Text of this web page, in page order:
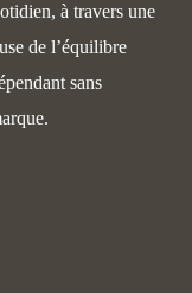
à travers une
de l’équilibre
sans